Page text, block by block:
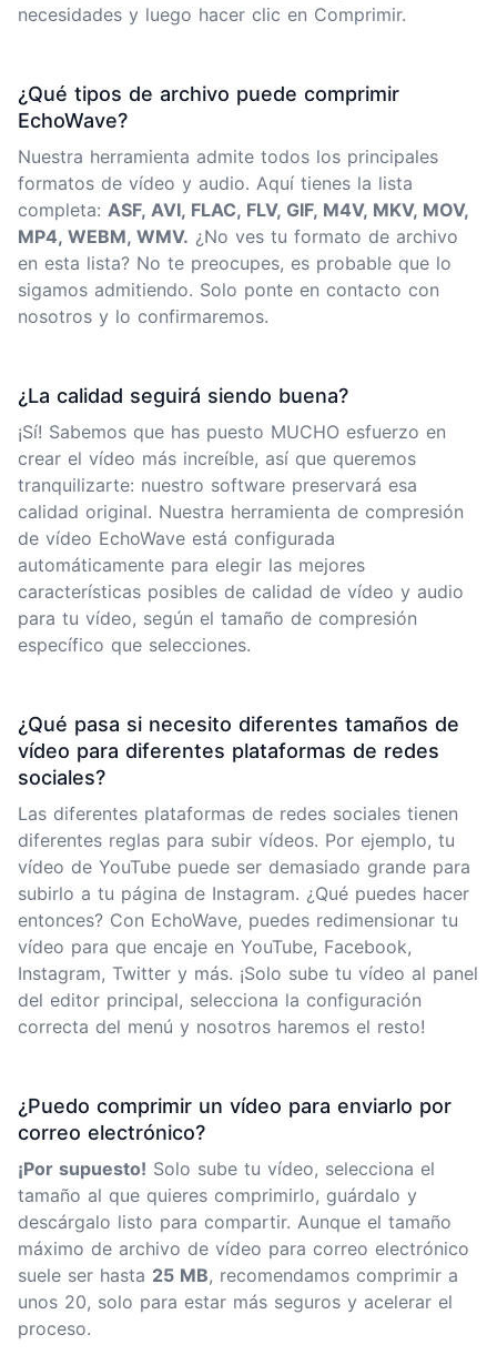
necesidades y luego hacer clic en Comprimir.
¿Qué tipos de archivo puede comprimir
EchoWave?
Nuestra herramienta admite todos los principales
formatos de vídeo y audio. Aquí tienes la lista
completa: ASF, AVI, FLAC, FLV, GIF, M4V, MKV, MOV,
MP4, WEBM, WMV. ¿No ves tu formato de archivo
en esta lista? No te preocupes, es probable que lo
sigamos admitiendo. Solo ponte en contacto con
nosotros y lo confirmaremos.
¿La calidad seguirá siendo buena?
¡Sí! Sabemos que has puesto MUCHO esfuerzo en
crear el vídeo más increíble, así que queremos
tranquilizarte: nuestro software preservará esa
calidad original. Nuestra herramienta de compresión
de vídeo EchoWave está configurada
automáticamente para elegir las mejores
características posibles de calidad de vídeo y audio
para tu vídeo, según el tamaño de compresión
específico que selecciones.
¿Qué pasa si necesito diferentes tamaños de
vídeo para diferentes plataformas de redes
sociales?
Las diferentes plataformas de redes sociales tienen
diferentes reglas para subir vídeos. Por ejemplo, tu
vídeo de YouTube puede ser demasiado grande para
subirlo a tu página de Instagram. ¿Qué puedes hacer
entonces? Con EchoWave, puedes redimensionar tu
vídeo para que encaje en YouTube, Facebook,
Instagram, Twitter y más. ¡Solo sube tu vídeo al panel
del editor principal, selecciona la configuración
correcta del menú y nosotros haremos el resto!
¿Puedo comprimir un vídeo para enviarlo por
correo electrónico?
¡Por supuesto! Solo sube tu vídeo, selecciona el
tamaño al que quieres comprimirlo, guárdalo y
descárgalo listo para compartir. Aunque el tamaño
máximo de archivo de vídeo para correo electrónico
suele ser hasta 25 MB, recomendamos comprimir a
unos 20, solo para estar más seguros y acelerar el
proceso.